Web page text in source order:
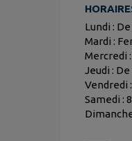
Lundi :
Mardi :
Mercredi
Jeudi : De
Vendredi :
Samedi :